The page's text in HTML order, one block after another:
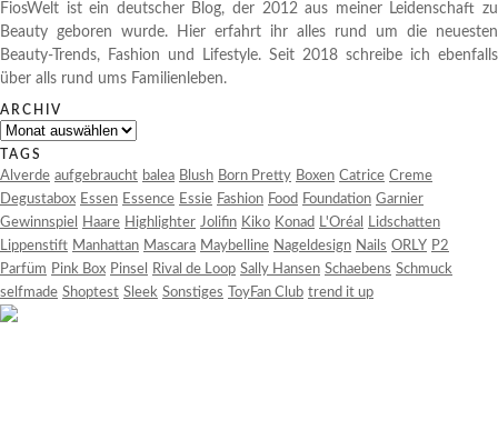
FiosWelt ist ein deutscher Blog, der 2012 aus meiner Leidenschaft zu
Beauty geboren wurde. Hier erfahrt ihr alles rund um die neuesten
Beauty-Trends, Fashion und Lifestyle. Seit 2018 schreibe ich ebenfalls
über alls rund ums Familienleben.
ARCHIV
Archiv
TAGS
Alverde aufgebraucht balea Blush Born Pretty Boxen Catrice Creme
Degustabox Essen Essence Essie Fashion Food Foundation Garnier
Gewinnspiel
Haare Highlighter Jolifin Kiko Konad L'Oréal
Lidschatten
Lippenstift Manhattan Mascara Maybelline Nageldesign Nails ORLY P2
Parfüm Pink Box Pinsel Rival de Loop Sally Hansen Schaebens Schmuck
selfmade Shoptest Sleek Sonstiges ToyFan Club trend it up